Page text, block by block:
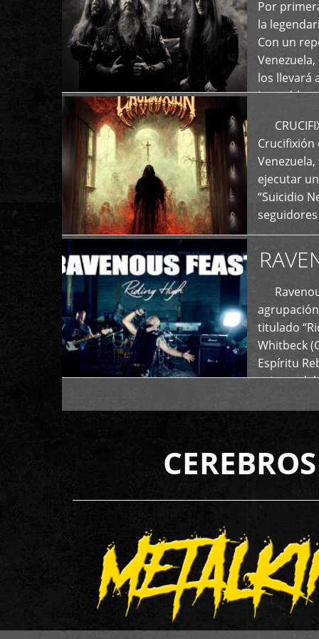
Por
la
Con un
los llevará
La
Crucifixión
ejecutar
“Suicidio
+
titulado
Whitbeck
Espíritu
oriente